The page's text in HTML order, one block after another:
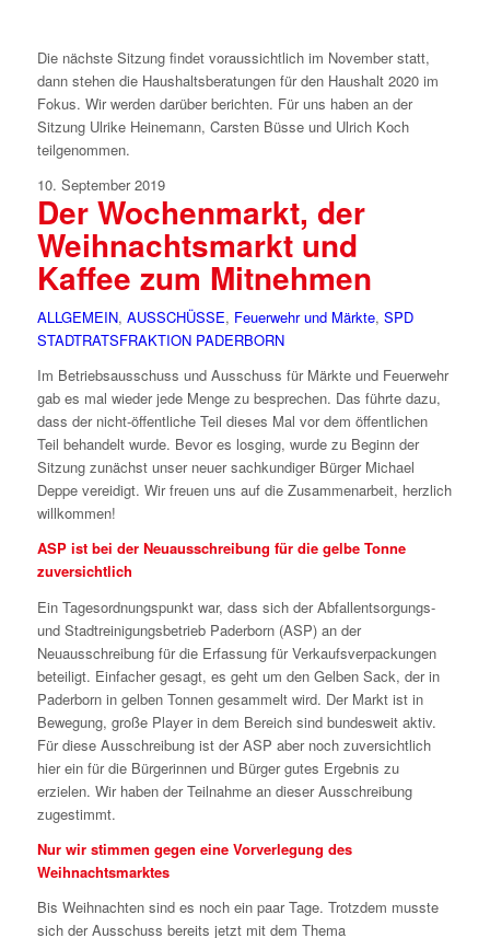
Die nächste Sitzung findet voraussichtlich im November statt,
dann stehen die Haushaltsberatungen für den Haushalt 2020 im
Fokus. Wir werden darüber berichten. Für uns haben an der
Sitzung Ulrike Heinemann, Carsten Büsse und Ulrich Koch
teilgenommen.
10. September 2019
Der Wochenmarkt, der
Weihnachtsmarkt und
Kaffee zum Mitnehmen
ALLGEMEIN, AUSSCHÜSSE, Feuerwehr und Märkte, SPD
STADTRATSFRAKTION PADERBORN
Im Betriebsausschuss und Ausschuss für Märkte und Feuerwehr
gab es mal wieder jede Menge zu besprechen. Das führte dazu,
dass der nicht-öffentliche Teil dieses Mal vor dem öffentlichen
Teil behandelt wurde. Bevor es losging, wurde zu Beginn der
Sitzung zunächst unser neuer sachkundiger Bürger Michael
Deppe vereidigt. Wir freuen uns auf die Zusammenarbeit, herzlich
willkommen!
ASP ist bei der Neuausschreibung für die gelbe Tonne
zuversichtlich
Ein Tagesordnungspunkt war, dass sich der Abfallentsorgungs-
und Stadtreinigungsbetrieb Paderborn (ASP) an der
Neuausschreibung für die Erfassung für Verkaufsverpackungen
beteiligt. Einfacher gesagt, es geht um den Gelben Sack, der in
Paderborn in gelben Tonnen gesammelt wird. Der Markt ist in
Bewegung, große Player in dem Bereich sind bundesweit aktiv.
Für diese Ausschreibung ist der ASP aber noch zuversichtlich
hier ein für die Bürgerinnen und Bürger gutes Ergebnis zu
erzielen. Wir haben der Teilnahme an dieser Ausschreibung
zugestimmt.
Nur wir stimmen gegen eine Vorverlegung des
Weihnachtsmarktes
Bis Weihnachten sind es noch ein paar Tage. Trotzdem musste
sich der Ausschuss bereits jetzt mit dem Thema